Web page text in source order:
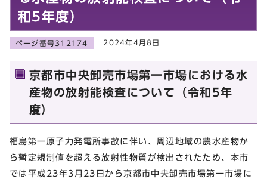
和5年度）
ページ番号312174 2024年4月8日
京都市中央卸売市場第一市場における水
産物の放射能検査について（令和5年
度）
福島第一原子力発電所事故に伴い、周辺地域の農水産物か
ら暫定規制値を超える放射性物質が検出されたため、本市
では平成23年3月23日から京都市中央卸売市場第一市場に